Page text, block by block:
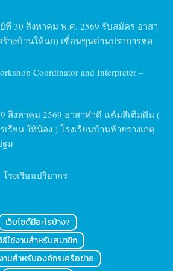
ที่ 30 สิงหาคม พ.ศ. 2569 รับสมัคร อาสา
างบ้านให้นก) เขื่อนขุนด่านปราการชล
Coordinator and Interpreter –
สิงหาคม 2569 อาสาทำดี แต้มสีเติมฝัน (
รียน ให้น้อง ) โรงเรียนบ้านห้วยรางเกตุ
ม
โรงเรียนปริยากร
เว็บไซต์มีอะไรบ้าง?
ธีใช้งานสำหรับสมาชิก
านสำหรับองค์กรเครือข่าย